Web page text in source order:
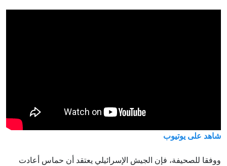
شاهد على يوتيوب
ووفقا للصحيفة، فإن الجيش الإسرائيلي يعتقد أن حماس أعادت